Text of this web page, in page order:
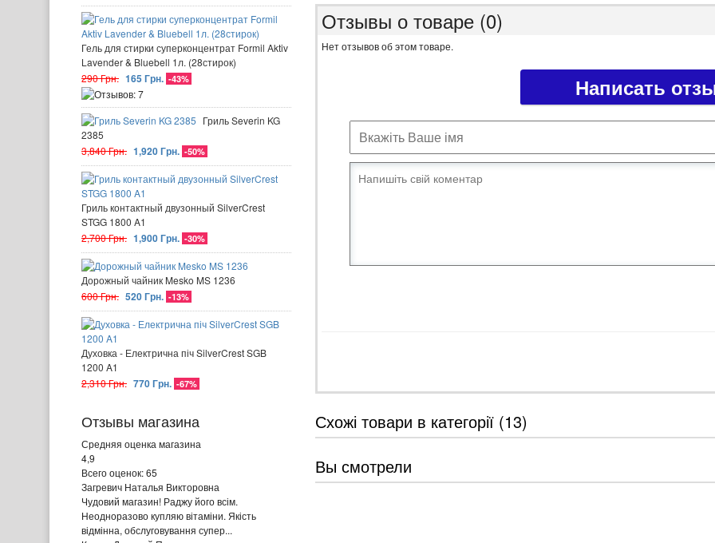
Гель для стирки суперконцентрат Formil Aktiv
Lavender & Bluebell 1л. (28стирок)
290 Грн. 165 Грн. -43%
Гриль Severin KG
2385
3,840 Грн. 1,920 Грн. -50%
Гриль контактный двузонный SilverCrest
STGG 1800 A1
2,700 Грн. 1,900 Грн. -30%
Дорожный чайник Mesko MS 1236
600 Грн. 520 Грн. -13%
Духовка - Електрична піч SilverCrest SGB
1200 A1
2,310 Грн. 770 Грн. -67%
Отзывы магазина
Средняя оценка магазина
4,9
Всего оценок: 65
Загревич Наталья Викторовна
Чудовий магазин! Раджу його всім.
Неодноразово купляю вітаміни. Якість
відмінна, обслуговування супер...
Отзывы о товаре (0)
Нет отзывов об этом товаре.
Написать
Схожі товари в категорії (13)
Вы смотрели